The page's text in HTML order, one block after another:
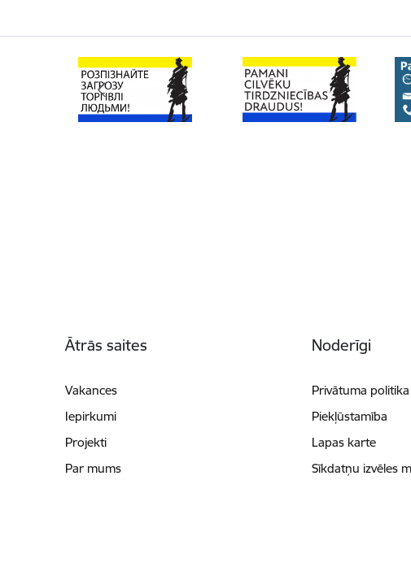
Ātrās saites
Vakances
Iepirkumi
Projekti
Par mums
Noderīgi
Privātuma politika
Piekļūstamība
Lapas karte
Sīkdatņu izvēles